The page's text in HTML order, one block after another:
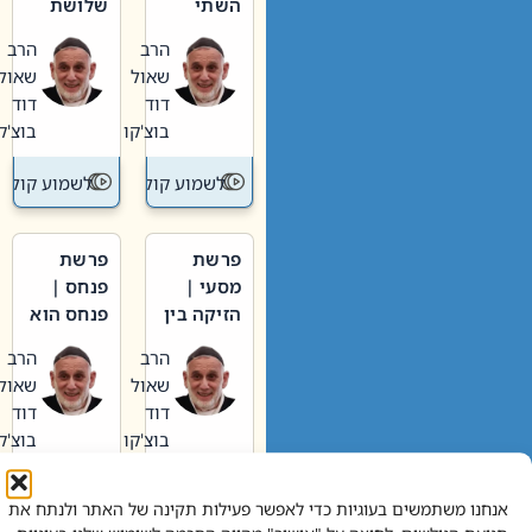
אנחנו משתמשים בעוגיות כדי לאפשר פעילות תקינה של האתר ולנתח את
וערב של
חיינו
הרב
שאול
דוד
בוצ'קו
לשמוע קול תורה – מדרש
האבות
הרב
שאול
דוד
בוצ'קו
לשמוע קול
פרשת
מסעי |
הזיקה בין
הגדול לעם הרב
שאול
דוד
בוצ'קו
לשמוע קול תורה – מדרש
פרשת
פנחס |
פנחס הוא
אליהו: בין
קנאות
הורסת
לקנאות
בונה
הרב
שאול
דוד
בוצ'קו
לשמוע קול